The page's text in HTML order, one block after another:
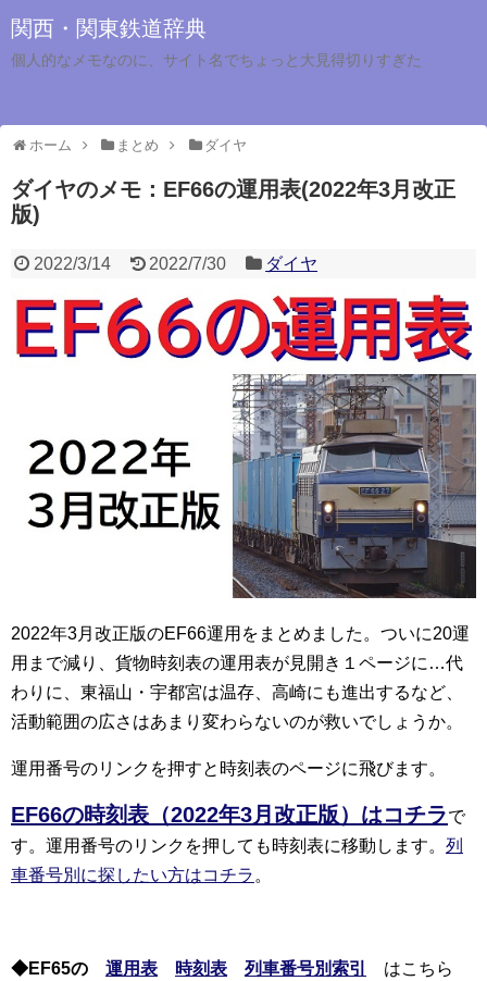
関西・関東鉄道辞典
個人的なメモなのに、サイト名でちょっと大見得切りすぎた
ホーム まとめ ダイヤ
ダイヤのメモ：EF66の運用表(2022年3月改正
版)
2022/3/14 2022/7/30 ダイヤ
2022年3月改正版のEF66運用をまとめました。ついに20運
用まで減り、貨物時刻表の運用表が見開き１ページに…代
わりに、東福山・宇都宮は温存、高崎にも進出するなど、
活動範囲の広さはあまり変わらないのが救いでしょうか。
運用番号のリンクを押すと時刻表のページに飛びます。
EF66の時刻表（2022年3月改正版）はコチラで
す。運用番号のリンクを押しても時刻表に移動します。 列
車番号別に探したい方はコチラ 。
◆EF65の 運用表 時刻表 列車番号別索引
はこちら